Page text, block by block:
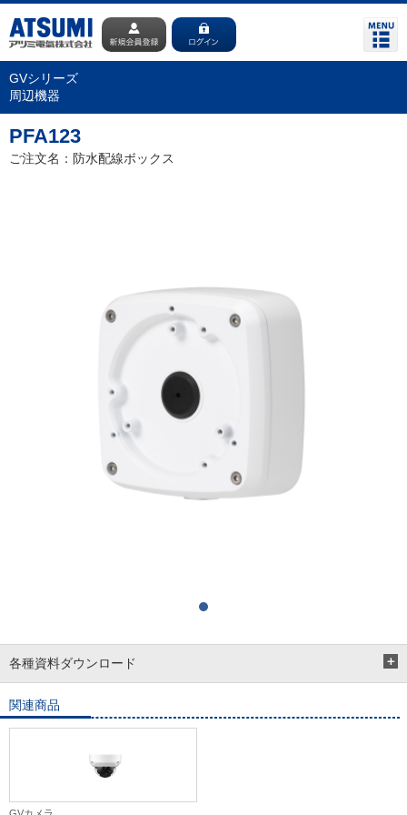
GVシリーズ
周辺機器
PFA123
ご注文名：防水配線ボックス
各種資料ダウンロード
関連商品